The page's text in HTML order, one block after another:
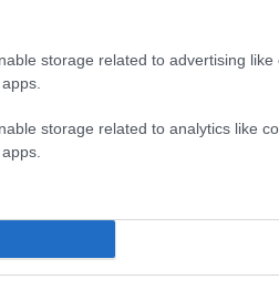
storage related to advertising like
storage related to analytics like
Έθνη τονίζουν ότι
μιας επιστροφής στη
και διαρκούς επίλυσης»